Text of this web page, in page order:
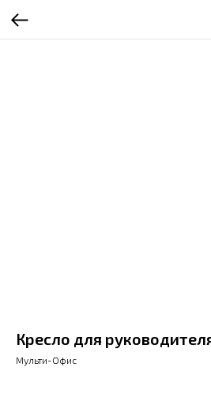
Кресло для
Мульти-Офис